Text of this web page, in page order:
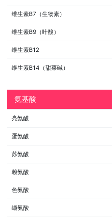
维生素B7（生物素）
维生素B9（叶酸）
维生素B12
维生素B14（甜菜碱）
氨基酸
亮氨酸
蛋氨酸
苏氨酸
赖氨酸
色氨酸
缬氨酸